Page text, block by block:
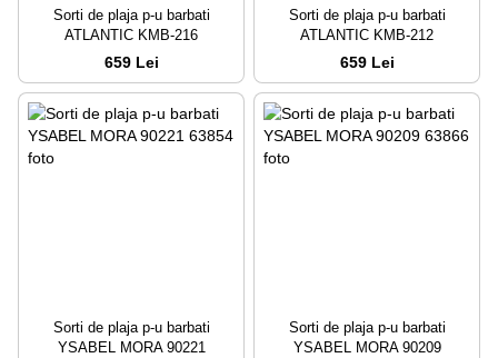
Sorti de plaja p-u barbati
ATLANTIC KMB-216
659 Lei
Sorti de plaja p-u barbati
ATLANTIC KMB-212
659 Lei
Sorti de plaja p-u barbati
YSABEL MORA 90221
Sorti de plaja p-u barbati
YSABEL MORA 90209